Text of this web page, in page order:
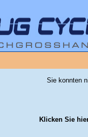
Sie konnten
Klicken Sie